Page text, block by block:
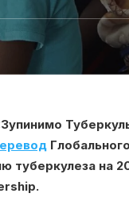
туберкулеза на